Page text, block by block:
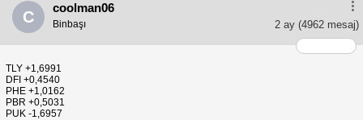
C
coolman06
2 ay (4962 mesaj)
Binbaşı
TLY +1,6991
DFI +0,4540
PHE +1,0162
PBR +0,5031
PUK -1,6957